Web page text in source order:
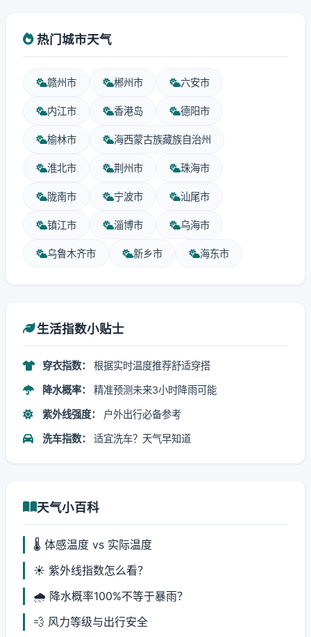
热门城市天气
赣州市 郴州市 六安市
内江市 香港岛 德阳市
榆林市 海西蒙古族藏族自治州
淮北市 荆州市 珠海市
陇南市 宁波市 汕尾市
镇江市 淄博市 乌海市
乌鲁木齐市 新乡市 海东市
生活指数小贴士
穿衣指数： 根据实时温度推荐舒适穿搭
降水概率： 精准预测未来3小时降雨可能
紫外线强度： 户外出行必备参考
洗车指数： 适宜洗车？天气早知道
天气小百科
🌡️ 体感温度 vs 实际温度
☀️ 紫外线指数怎么看？
🌧️ 降水概率100%不等于暴雨？
💨 风力等级与出行安全